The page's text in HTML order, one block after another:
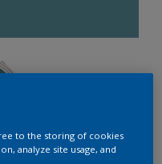
to the storing of cookies
analyze site usage, and